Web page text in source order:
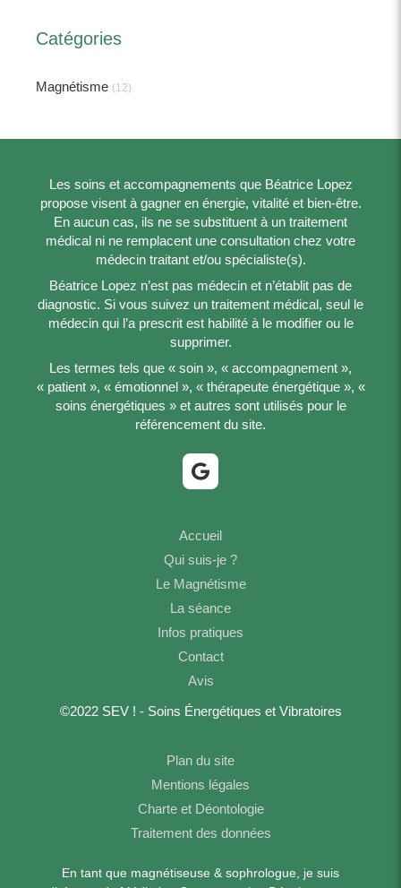
Catégories
Magnétisme (12)
Les soins et accompagnements que Béatrice Lopez
propose visent à gagner en énergie, vitalité et bien-être.
En aucun cas, ils ne se substituent à un traitement
médical ni ne remplacent une consultation chez votre
médecin traitant et/ou spécialiste(s).
Béatrice Lopez n’est pas médecin et n’établit pas de
diagnostic. Si vous suivez un traitement médical, seul le
médecin qui l’a prescrit est habilité à le modifier ou le
supprimer.
Les termes tels que « soin », « accompagnement »,
« patient », « émotionnel », « thérapeute énergétique », «
soins énergétiques » et autres sont utilisés pour le
référencement du site.
Accueil
Qui suis-je ?
Le Magnétisme
La séance
Infos pratiques
Contact
Avis
©2022 SEV ! - Soins Énergétiques et Vibratoires
Plan du site
Mentions légales
Charte et Déontologie
Traitement des données
En tant que magnétiseuse & sophrologue, je suis